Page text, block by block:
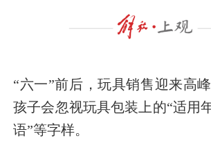
“六一”前后，玩具销售迎来高
孩子会忽视玩具包装上的“适用
语”等字样。